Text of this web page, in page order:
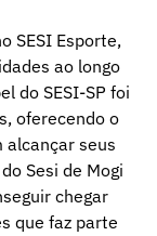
SESI Esporte,
ao longo
do SESI-SP foi
oferecendo o
alcançar seus
Sesi de Mogi
chegar
que faz parte